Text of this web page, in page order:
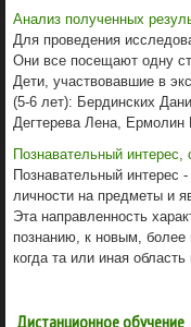
Анализ полученных
Для проведения
Они все посещают одну
Дети, участвовавшие в
(5-6 лет): Бердинских
Дегтерева Лена,
Познавательный интерес,
Познавательный интерес
личности на предметы и
Эта направленность
познанию, к новым, более
когда та или иная
Дистанционное обучение